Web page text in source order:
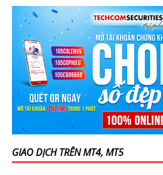
GIAO DỊCH TRÊN MT4, MT5